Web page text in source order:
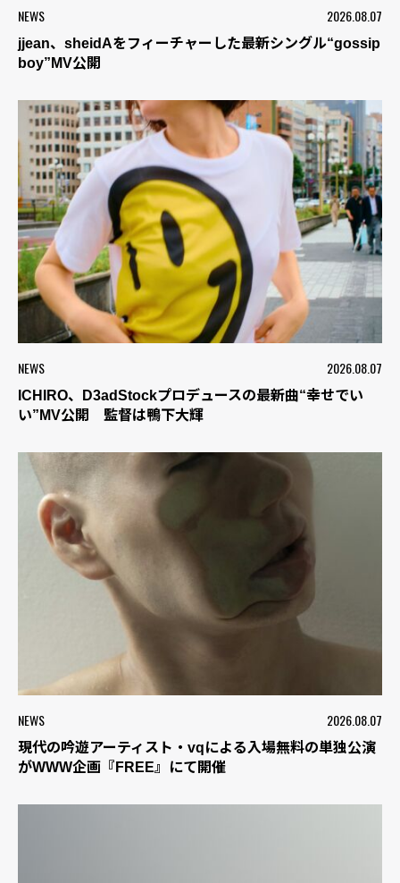
NEWS 2026.08.07
jjean、sheidAをフィーチャーした最新シングル“gossip
boy”MV公開
NEWS 2026.08.07
ICHIRO、D3adStockプロデュースの最新曲“幸せでい
い”MV公開 監督は鴨下大輝
NEWS 2026.08.07
現代の吟遊アーティスト・vqによる入場無料の単独公演
がWWW企画『FREE』にて開催